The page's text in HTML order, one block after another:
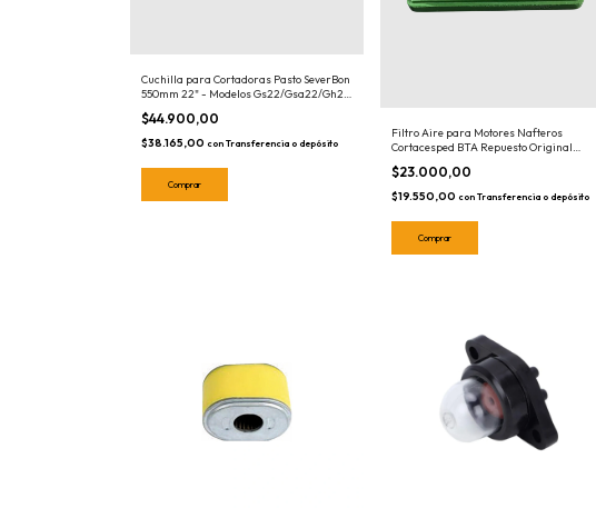
Cuchilla para Cortadoras Pasto SeverBon
550mm 22" - Modelos Gs22/Gsa22/Gh22
- 019017
$44.900,00
$38.165,00 con Transferencia o depósito
Filtro Aire para Motores Nafteros
Cortacesped BTA Repuesto Original
R9260797
$23.000,00
$19.550,00 con Transferencia o depósito